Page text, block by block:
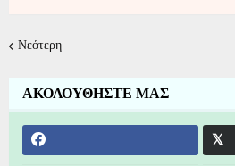
Νεότερη
ΑΚΟΛΟΥΘΗΣΤΕ ΜΑΣ